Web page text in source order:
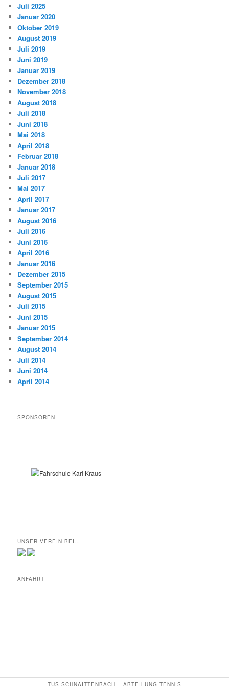
Juli 2025
Januar 2020
Oktober 2019
August 2019
Juli 2019
Juni 2019
Januar 2019
Dezember 2018
November 2018
August 2018
Juli 2018
Juni 2018
Mai 2018
April 2018
Februar 2018
Januar 2018
Juli 2017
Mai 2017
April 2017
Januar 2017
August 2016
Juli 2016
Juni 2016
April 2016
Januar 2016
Dezember 2015
September 2015
August 2015
Juli 2015
Juni 2015
Januar 2015
September 2014
August 2014
Juli 2014
Juni 2014
April 2014
SPONSOREN
UNSER VEREIN BEI…
ANFAHRT
TUS SCHNAITTENBACH – ABTEILUNG TENNIS